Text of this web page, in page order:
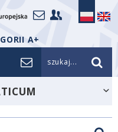
A+
szukaj...